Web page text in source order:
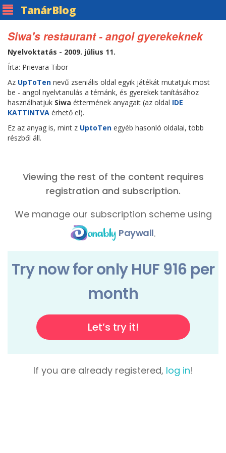
TanárBlog
Siwa's restaurant - angol gyerekeknek
Nyelvoktatás - 2009. július 11.
Írta: Prievara Tibor
Az UpToTen nevű zseniális oldal egyik játékát mutatjuk most
be - angol nyelvtanulás a témánk, és gyerekek tanításához
használhatjuk Siwa éttermének anyagait (az oldal IDE
KATTINTVA érhető el).
Ez az anyag is, mint z UptoTen egyéb hasonló oldalai, több
részből áll.